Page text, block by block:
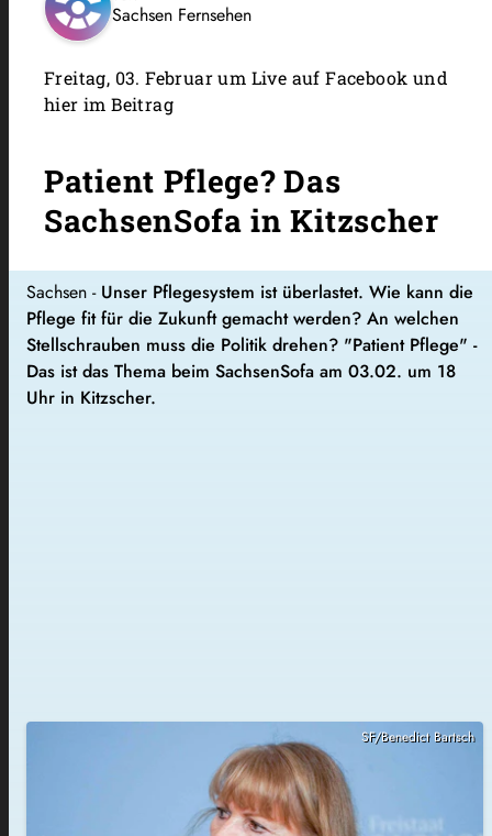
Sachsen Fernsehen
Freitag, 03. Februar um Live auf Facebook und
hier im Beitrag
Patient Pflege? Das
SachsenSofa in Kitzscher
Sachsen - Unser Pflegesystem ist überlastet. Wie kann die
Pflege fit für die Zukunft gemacht werden? An welchen
Stellschrauben muss die Politik drehen? "Patient Pflege" -
Das ist das Thema beim SachsenSofa am 03.02. um 18
Uhr in Kitzscher.
SF/Benedict Bartsch